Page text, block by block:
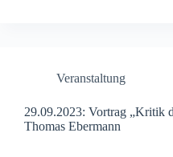
Veranstaltung
29.09.2023: Vortrag „Kritik
Thomas Ebermann